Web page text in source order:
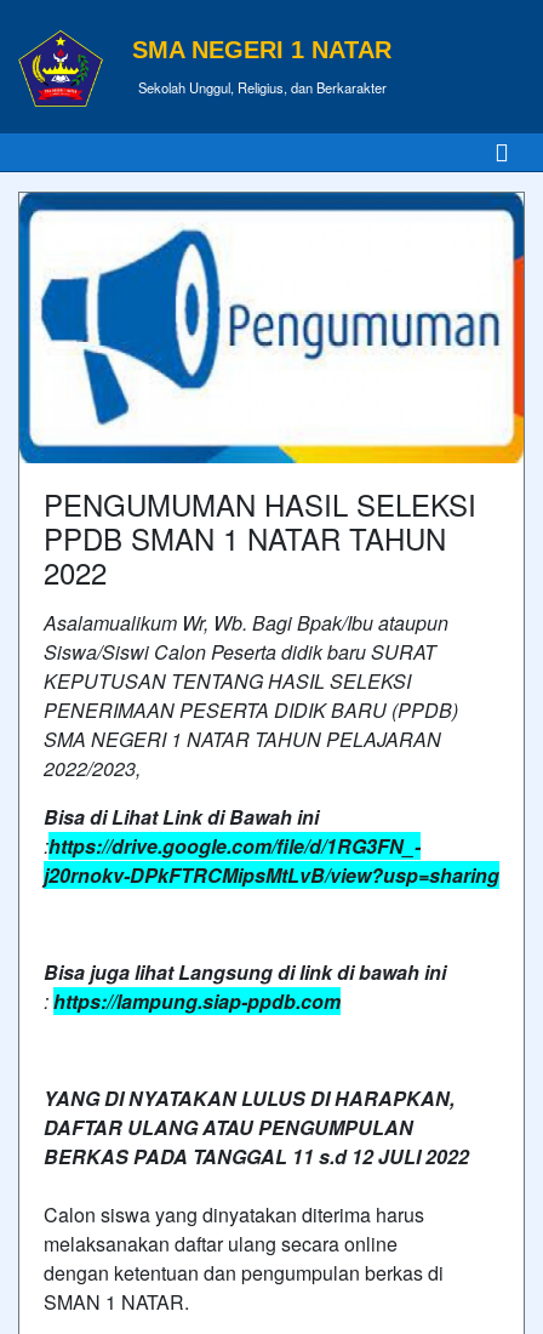
SMA NEGERI 1 NATAR
Sekolah Unggul, Religius, dan Berkarakter
PENGUMUMAN HASIL SELEKSI
PPDB SMAN 1 NATAR TAHUN
2022
Asalamualikum Wr, Wb. Bagi Bpak/Ibu ataupun
Siswa/Siswi Calon Peserta didik baru SURAT
KEPUTUSAN TENTANG HASIL SELEKSI
PENERIMAAN PESERTA DIDIK BARU (PPDB)
SMA NEGERI 1 NATAR TAHUN PELAJARAN
2022/2023,
Bisa di Lihat Link di Bawah ini
:https://drive.google.com/file/d/1RG3FN_-
j20rnokv-DPkFTRCMipsMtLvB/view?usp=sharing
Bisa juga lihat Langsung di link di bawah ini
:https://lampung.siap-ppdb.com
YANG DI NYATAKAN LULUS DI HARAPKAN,
DAFTAR ULANG ATAU PENGUMPULAN
BERKAS PADA TANGGAL 11 s.d 12 JULI 2022
Calon siswa yang dinyatakan diterima harus
melaksanakan daftar ulang secara online
dengan ketentuan dan pengumpulan berkas di
SMAN 1 NATAR.